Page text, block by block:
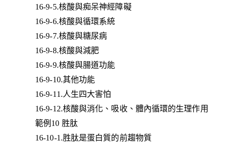
16-9-5.核酸與痴呆神經障礙
16-9-6.核酸與循環系統
16-9-7.核酸與糖尿病
16-9-8.核酸與減肥
16-9-9.核酸與腸道功能
16-9-10.其他功能
16-9-11.人生四大害怕
16-9-12.核酸與消化、吸收、體內循環的生理作用
範例10 胜肽
16-10-1.胜肽是蛋白質的前趨物質